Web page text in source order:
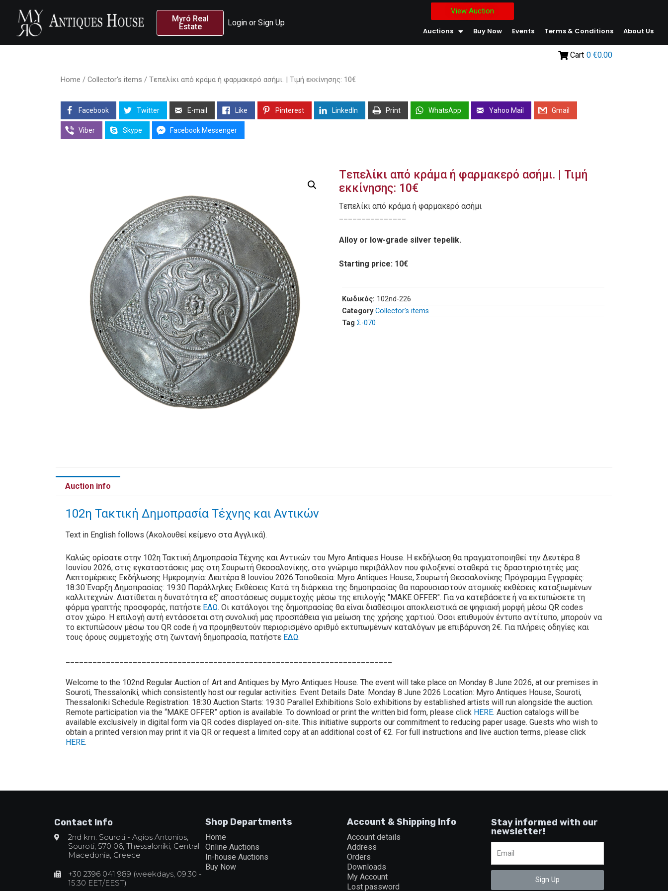
Myró Real
Estate
Login or Sign Up
View Auction
Auctions Buy Now Events Terms & Conditions About Us
Cart 0 €0.00
Home / Collector's items / Tεπελίκι από κράμα ή φαρμακερό ασήμι. | Τιμή εκκίνησης: 10€
Facebook Twitter E-mail Like Pinterest LinkedIn Print WhatsApp Yahoo Mail Gmail
Viber Skype Facebook Messenger
Tεπελίκι από κράμα ή φαρμακερό ασήμι. | Τιμή
εκκίνησης: 10€
Tεπελίκι από κράμα ή φαρμακερό ασήμι
Alloy or low-grade silver tepelik.
Starting price: 10€
Κωδικός: 102nd-226
Category Collector's items
Tag Σ-070
Auction info
102η Τακτική Δημοπρασία Τέχνης και Αντικών
Text in English follows (Ακολουθεί κείμενο στα Αγγλικά).
Καλώς ορίσατε στην 102η Τακτική Δημοπρασία Τέχνης και Αντικών του Myro Antiques House. Η εκδήλωση θα πραγματοποιηθεί την Δευτέρα 8
Ιουνίου 2026, στις εγκαταστάσεις μας στη Σουρωτή Θεσσαλονίκης, στο γνώριμο περιβάλλον που φιλοξενεί σταθερά τις δραστηριότητές μας.
Λεπτομέρειες Εκδήλωσης Ημερομηνία: Δευτέρα 8 Ιουνίου 2026 Τοποθεσία: Myro Antiques House, Σουρωτή Θεσσαλονίκης Πρόγραμμα Εγγραφές:
18:30 Έναρξη Δημοπρασίας: 19:30 Παράλληλες Εκθέσεις Κατά τη διάρκεια της δημοπρασίας θα παρουσιαστούν ατομικές εκθέσεις καταξιωμένων
καλλιτεχνών. Διατίθεται η δυνατότητα εξ’ αποστάσεως συμμετοχής μέσω της επιλογής "MAKE OFFER". Για να κατεβάσετε ή να εκτυπώσετε τη
φόρμα γραπτής προσφοράς, πατήστε ΕΔΩ. Οι κατάλογοι της δημοπρασίας θα είναι διαθέσιμοι αποκλειστικά σε ψηφιακή μορφή μέσω QR codes
στον χώρο. Η επιλογή αυτή εντάσσεται στη συνολική μας προσπάθεια για μείωση της χρήσης χαρτιού. Όσοι επιθυμούν έντυπο αντίτυπο, μπορούν να
το εκτυπώσουν μέσω του QR code ή να προμηθευτούν περιορισμένο αριθμό εκτυπωμένων καταλόγων με επιβάρυνση 2€. Για πλήρεις οδηγίες και
τους όρους συμμετοχής στη ζωντανή δημοπρασία, πατήστε ΕΔΩ.
Welcome to the 102nd Regular Auction of Art and Antiques by Myro Antiques House. The event will take place on Monday 8 June 2026, at our premises in
Souroti, Thessaloniki, which consistently host our regular activities. Event Details Date: Monday 8 June 2026 Location: Myro Antiques House, Souroti,
Thessaloniki Schedule Registration: 18:30 Auction Starts: 19:30 Parallel Exhibitions Solo exhibitions by established artists will run alongside the auction.
Remote participation via the “MAKE OFFER” option is available. To download or print the written bid form, please click HERE. Auction catalogs will be
available exclusively in digital form via QR codes displayed on-site. This initiative supports our commitment to reducing paper usage. Guests who wish to
obtain a printed version may print it via QR or request a limited copy at an additional cost of €2. For full instructions and live auction terms, please click
HERE.
Contact Info
2nd km. Souroti - Agios Antonios,
Souroti, 570 06, Thessaloniki, Central
Macedonia, Greece
+30 2396 041 989 (weekdays, 09:30 -
15:30 EET/EEST)
Shop Departments
Home
Online Auctions
In-house Auctions
Buy Now
Account & Shipping Info
Account details
Address
Orders
Downloads
My Account
Lost password
Stay informed with our
newsletter!
Sign Up